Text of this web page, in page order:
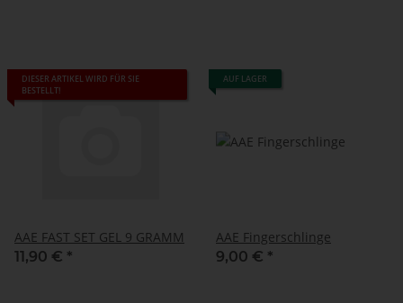
DIESER ARTIKEL WIRD FÜR SIE
BESTELLT!
AAE FAST SET GEL 9 GRAMM
11,90 € *
AUF LAGER
AAE Fingerschlinge
9,00 € *